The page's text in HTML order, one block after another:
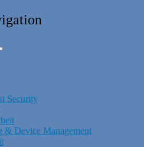
Security
& Device Management